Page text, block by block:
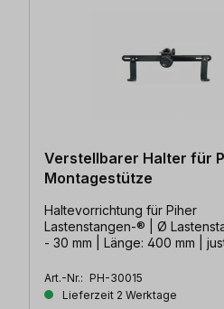
Verstellbarer Halter für
Montagestütze
Haltevorrichtung für Piher
Lastenstangen-® | Ø
- 30 mm | Länge: 400 mm |
Art.-Nr.: PH-30015
Lieferzeit 2 Werktage